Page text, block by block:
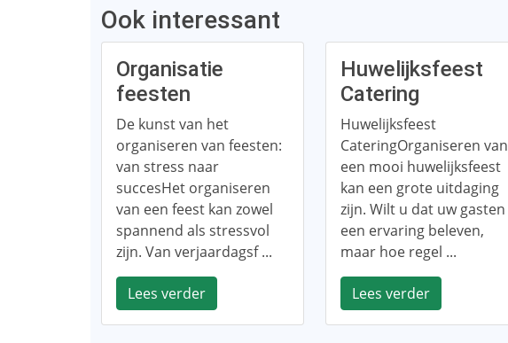
Ook interessant
Organisatie
feesten
De kunst van het
organiseren van feesten:
van stress naar
succesHet organiseren
van een feest kan zowel
spannend als stressvol
zijn. Van verjaardagsf ...
Lees verder
Huwelijksfeest
Catering
Huwelijksfeest
CateringOrganiseren van
een mooi huwelijksfeest
kan een grote uitdaging
zijn. Wilt u dat uw gasten
een ervaring beleven,
maar hoe regel ...
Lees verder